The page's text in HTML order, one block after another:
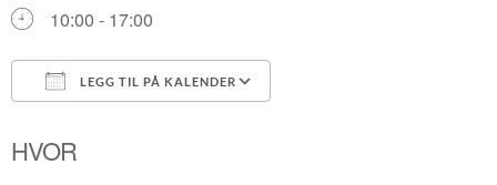
10:00 - 17:00
LEGG TIL PÅ KALENDER
HVOR